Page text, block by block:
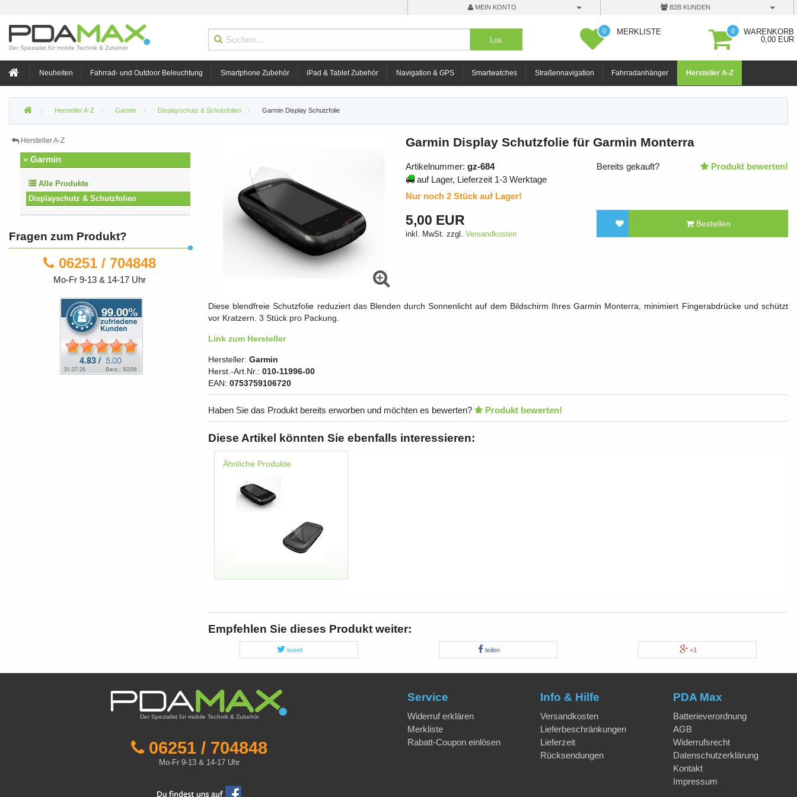
MEIN KONTO B2B KUNDEN
Der Spezialist für mobile Technik & Zubehör
0 MERKLISTE 0
WARENKORB
0,00 EUR
Neuheiten Fahrrad- und Outdoor Beleuchtung Smartphone Zubehör iPad & Tablet Zubehör Navigation & GPS Smartwatches Straßennavigation Fahrradanhänger Hersteller A-Z
Hersteller A-Z Garmin Displayschutz & Schutzfolien Garmin Display Schutzfolie
Garmin Display Schutzfolie für Garmin Monterra
Artikelnummer: gz-684
auf Lager, Lieferzeit 1-3 Werktage
Nur noch 2 Stück auf Lager!
Bereits gekauft? Produkt bewerten!
5,00 EUR
inkl. MwSt. zzgl. Versandkosten
Bestellen
Diese blendfreie Schutzfolie reduziert das Blenden durch Sonnenlicht auf dem Bildschirm Ihres Garmin Monterra, minimiert Fingerabdrücke und schützt
vor Kratzern. 3 Stück pro Packung.
Link zum Hersteller
Hersteller: Garmin
Herst.-Art.Nr.: 010-11996-00
EAN: 0753759106720
Haben Sie das Produkt bereits erworben und möchten es bewerten? Produkt bewerten!
Diese Artikel könnten Sie ebenfalls interessieren:
Ähnliche Produkte
Empfehlen Sie dieses Produkt weiter:
tweet teilen +1
Hersteller A-Z
» Garmin
Alle Produkte
Displayschutz & Schutzfolien
Fragen zum Produkt?
06251 / 704848
Mo-Fr 9-13 & 14-17 Uhr
Der Spezialist für mobile Technik & Zubehör
06251 / 704848
Mo-Fr 9-13 & 14-17 Uhr
Service
Widerruf erklären
Merkliste
Rabatt-Coupon einlösen
Info & Hilfe
Versandkosten
Lieferbeschränkungen
Lieferzeit
Rücksendungen
PDA Max
Batterieverordnung
AGB
Widerrufsrecht
Datenschutzerklärung
Kontakt
Impressum